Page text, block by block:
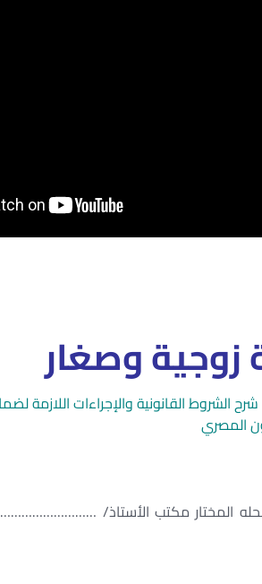
وصغار
القانونية والإجراءات اللازمة
المصري
مكتب الأستاذ/